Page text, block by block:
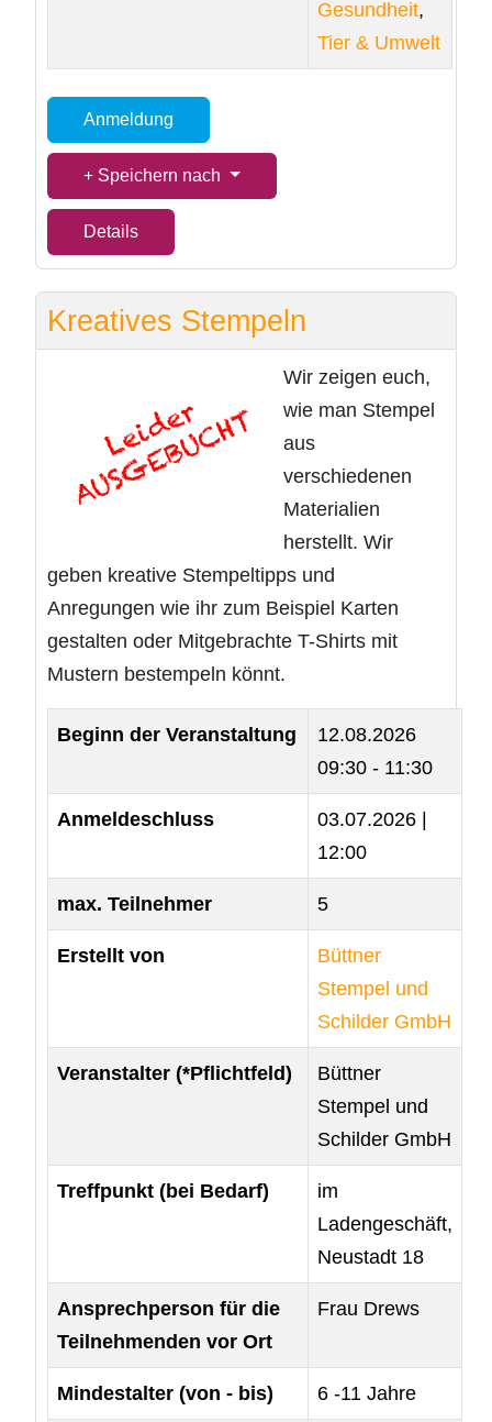
Gesundheit,
Tier & Umwelt
Anmeldung
Speichern nach
Details
Kreatives Stempeln
Wir zeigen euch,
wie man Stempel
aus
verschiedenen
Materialien
herstellt. Wir
geben kreative Stempeltipps und
Anregungen wie ihr zum Beispiel Karten
gestalten oder Mitgebrachte T-Shirts mit
Mustern bestempeln könnt.
Beginn der Veranstaltung
12.08.2026
09:30 - 11:30
Anmeldeschluss
03.07.2026 |
12:00
max. Teilnehmer 5
Erstellt von
Büttner
Stempel und
Schilder GmbH
Veranstalter (*Pflichtfeld)
Büttner
Stempel und
Schilder GmbH
Treffpunkt (bei Bedarf)
im
Ladengeschäft,
Neustadt 18
Ansprechperson für die
Teilnehmenden vor Ort
Frau Drews
Mindestalter (von - bis) 6 -11 Jahre